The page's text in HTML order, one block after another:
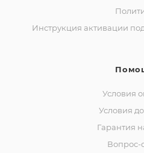
Инструкция активации
Условия
Условия
Гарантия
Вопрос-